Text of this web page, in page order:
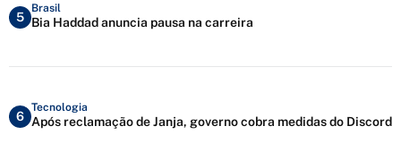
5
Brasil
Bia Haddad anuncia pausa na carreira
6
Tecnologia
Após reclamação de Janja, governo cobra medidas do Discord